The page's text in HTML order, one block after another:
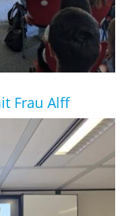
Frau Alff